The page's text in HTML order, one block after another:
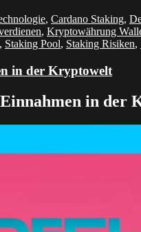
, Cardano Staking,
, Kryptowährung
, Staking Pool, Staking Risiken,
in der Kryptowelt
in der